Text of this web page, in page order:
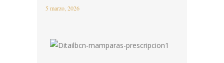
5 marzo, 2026